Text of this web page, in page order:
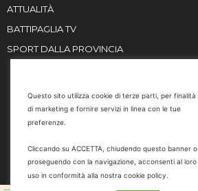
ATTUALITÀ
BATTIPAGLIA TV
SPORT DALLA PROVINCIA
Email
marketing@battipaglia1929.it
carminegaldi@virgilio.it
Questo sito utilizza cookie di terze parti, per finalità
di marketing e fornire servizi in linea con le tue
preferenze.
Cliccando su ACCETTA, chiudendo questo banner o
proseguendo con la navigazione, acconsenti al loro
uso in conformità alla nostra cookie policy.